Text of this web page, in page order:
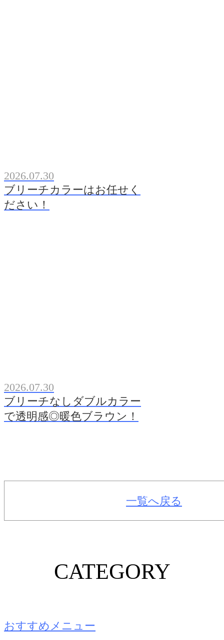
2026.07.30
ブリーチカラーはお任せく
ださい！
2026.07.30
ブリーチなしダブルカラー
で透明感◎暖色ブラウン！
一覧へ戻る
CATEGORY
おすすめメニュー